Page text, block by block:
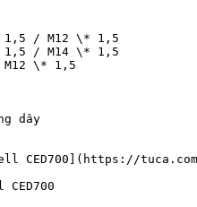
1,5 / M12 \* 1,5
1,5 / M14 \* 1,5
\* 1,5
dây
CED700](https://